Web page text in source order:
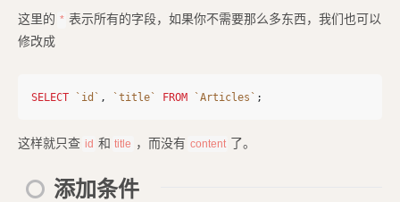
这里的 * 表示所有的字段，如果你不需要那么多东西，我们也可以
修改成
SELECT `id` , `title` FROM `Articles` ;
这样就只查 id 和 title ，而没有 content 了。
添加条件